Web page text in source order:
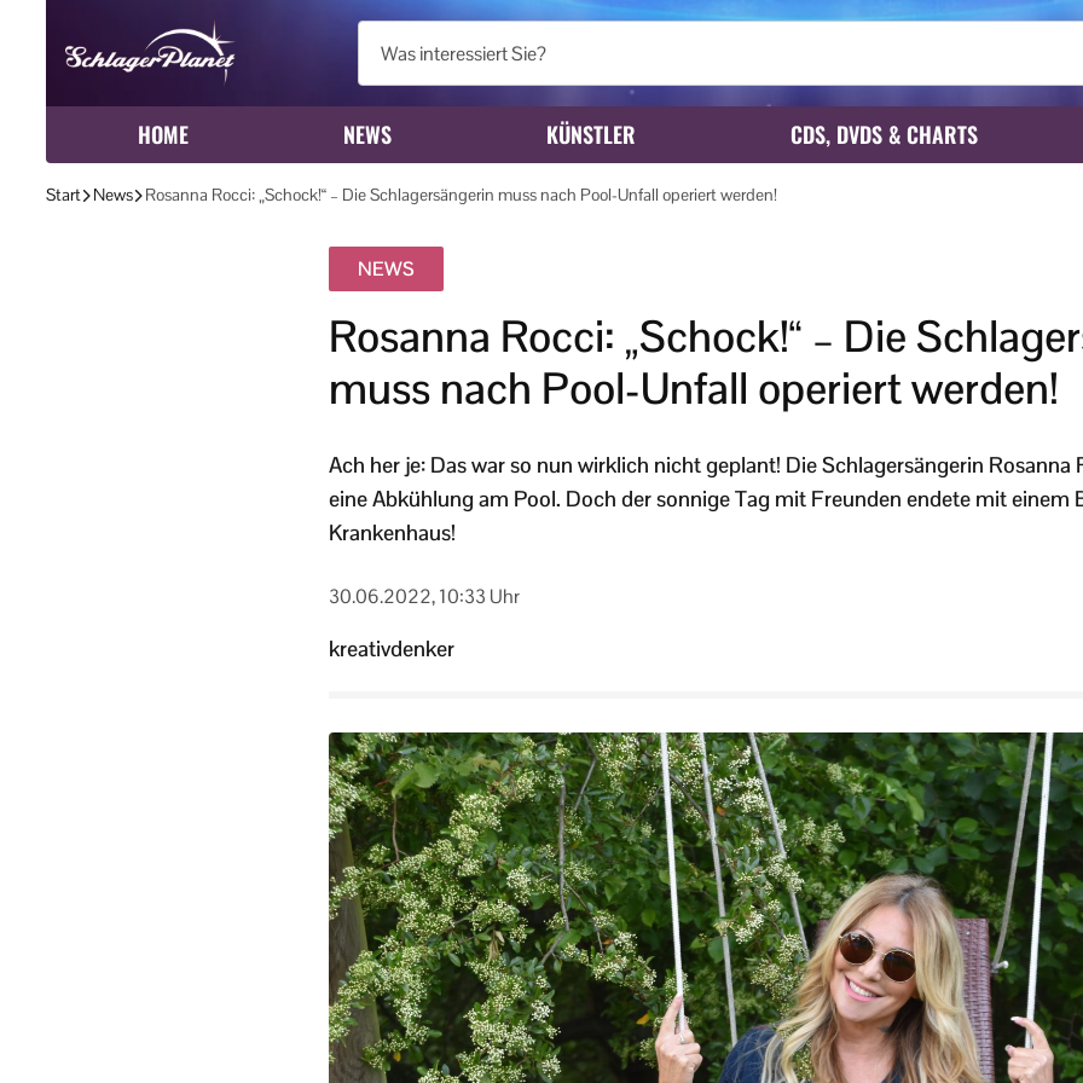
HOME NEWS KÜNSTLER CDS, DVDS & CHARTS
Start News Rosanna Rocci: „Schock!“ – Die Schlagersängerin muss nach Pool-Unfall operiert werden!
NEWS
Rosanna Rocci: „Schock!“ – Die
muss nach Pool-Unfall operiert werden!
Ach her je: Das war so nun wirklich nicht geplant! Die Schlagersängerin Rosanna
eine Abkühlung am Pool. Doch der sonnige Tag mit Freunden endete mit einem
Krankenhaus!
30.06.2022, 10:33 Uhr
kreativdenker